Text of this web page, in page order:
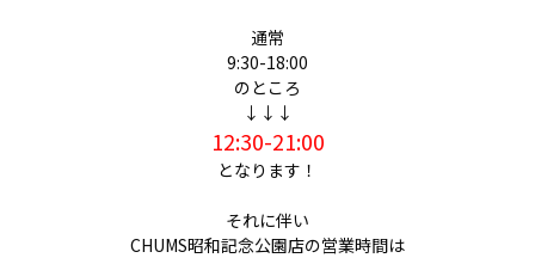
通常
9:30-18:00
のところ
↓↓↓
12:30-21:00
となります！
それに伴い
CHUMS昭和記念公園店の営業時間は